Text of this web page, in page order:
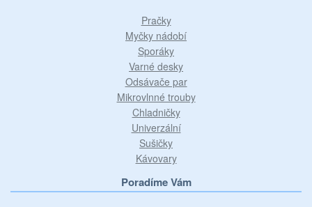
Pračky
Myčky nádobí
Sporáky
Varné desky
Odsávače par
Mikrovlnné trouby
Chladničky
Univerzální
Sušičky
Kávovary
Poradíme Vám